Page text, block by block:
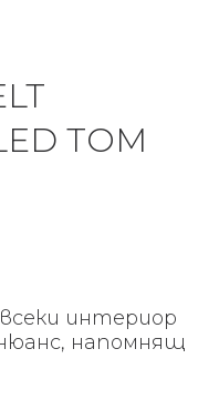
TOM
интериор
напомнящ